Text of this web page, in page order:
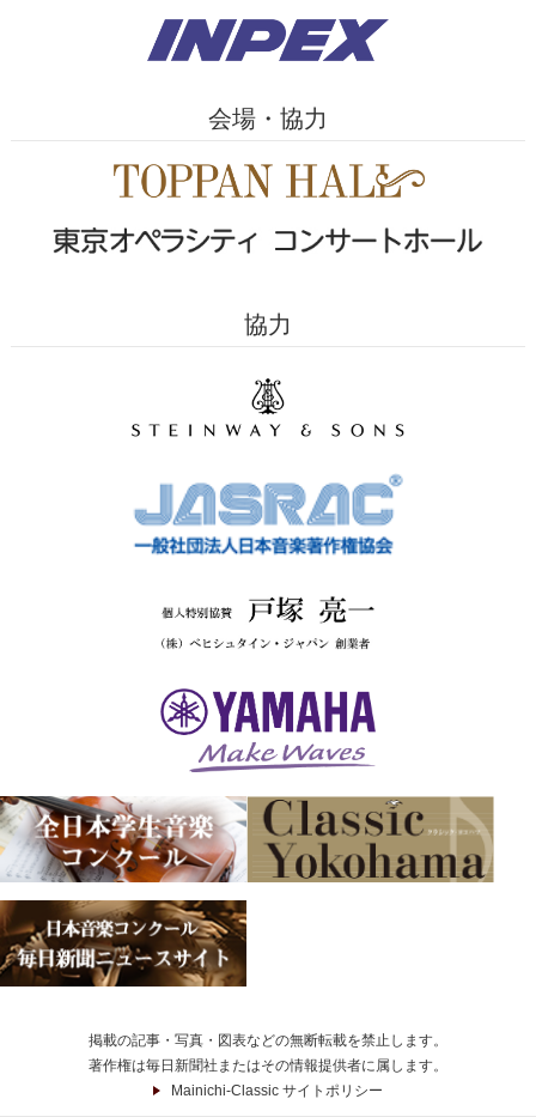
会場・協力
協力
掲載の記事・写真・図表などの無断転載を禁止します。
著作権は毎日新聞社またはその情報提供者に属します。
Mainichi-Classic サイトポリシー